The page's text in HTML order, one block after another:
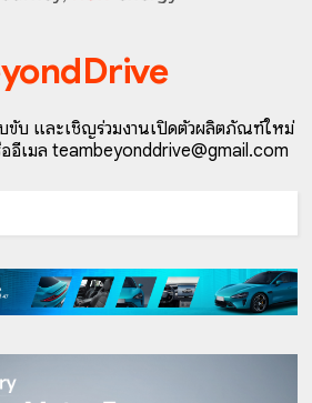
ขับ และเชิญร่วมงานเปิดตัวผลิตภัณฑ์ใหม่
อีเมล teambeyonddrive@gmail.com